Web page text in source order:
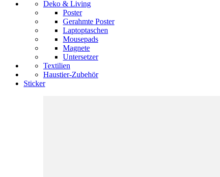
Deko & Living
Poster
Gerahmte Poster
Laptoptaschen
Mousepads
Magnete
Untersetzer
Textilien
Haustier-Zubehör
Sticker